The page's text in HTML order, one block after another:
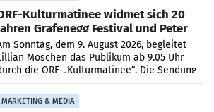
Kulturmatinee widmet sich 20
Grafenegg Festival und Peter
Sonntag, dem 9. August 2026, begleitet
Moschen das Publikum ab 9.05 Uhr
die ORF-„Kulturmatinee“. Die Sendung
mit der Dokumentation „20 Jahre
MARKETING & MEDIA